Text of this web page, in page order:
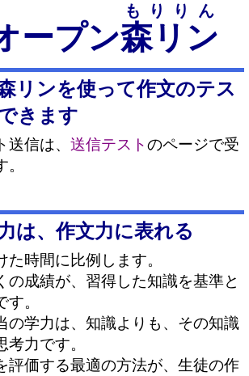
ープン森リン
もりりん
リンを使って作文のテス
きます
信は、 送信テストのページで受
は、作文力に表れる
時間に比例します。
成績が、習得した知識を基準と
。
学力は、知識よりも、その知識
考力です。
価する最適の方法が、生徒の作